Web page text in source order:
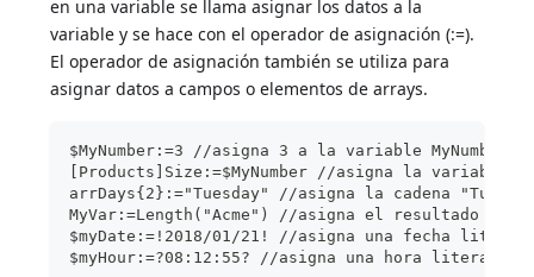
en una variable se llama asignar los datos a la
variable y se hace con el operador de asignación (:=).
El operador de asignación también se utiliza para
asignar datos a campos o elementos de arrays.
$MyNumber:=3 //asigna 3 a la variable MyNumber
[Products]Size:=$MyNumber //asigna la variable
arrDays{2}:="Tuesday" //asigna la cadena
MyVar:=Length("Acme") //asigna el resultado de
$myDate:=!2018/01/21! //asigna una fecha literal
$myHour:=?08:12:55? //asigna una hora literal